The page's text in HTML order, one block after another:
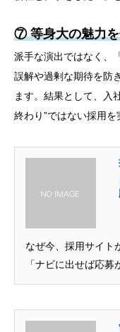
⑦ 等身大の魅力
派手な演出ではなく、
誤解や過剰な期待を防
ます。結果として、入
終わり”ではない採用を
なぜ今、採用サイト
「ナビに出せば応募
まし